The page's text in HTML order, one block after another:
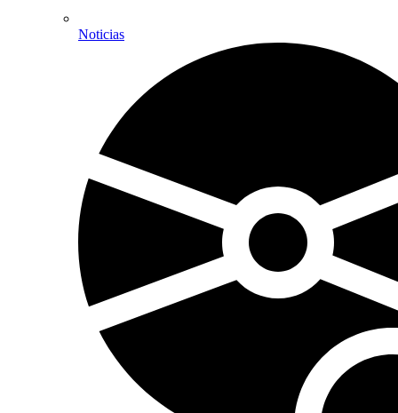
Noticias